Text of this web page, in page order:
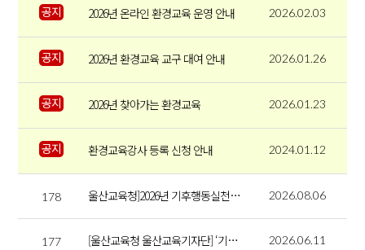
공지 2026년 온라인 환경교육 운영 안내 2026.02.03
공지 2026년 환경교육 교구 대여 안내 2026.01.26
공지 2026년 찾아가는 환경교육 2026.01.23
공지 환경교육강사 등록 신청 안내 2024.01.12
178 울산교육청]2026년 기후행동실천단 웹진 2호 2026.08.06
177 [울산교육청 울산교육기자단] ‘기후 행동 실천’ 식탁에서 답을 찾다 2026.06.11